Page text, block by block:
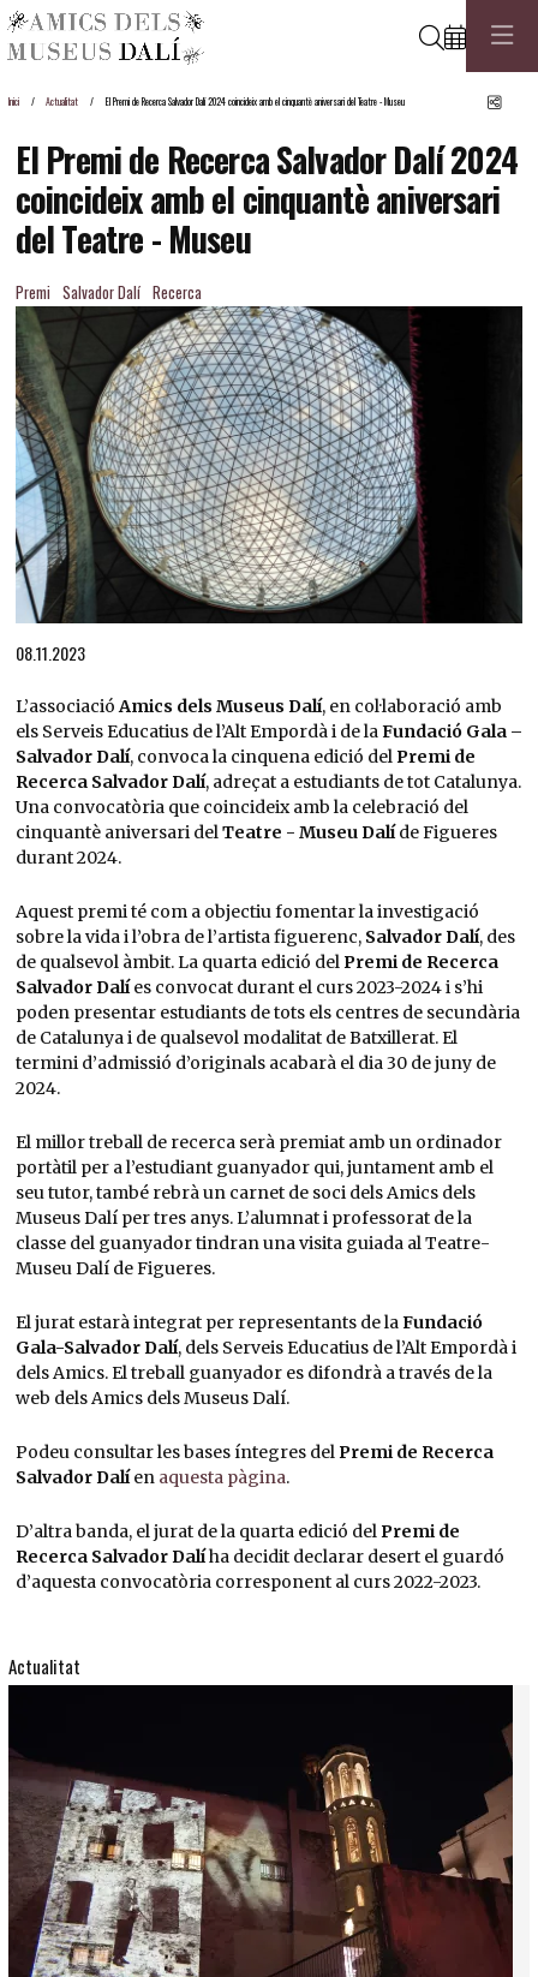
Cerca
Inici Actualitat El Premi de Recerca Salvador Dalí 2024 coincideix amb el cinquantè aniversari del Teatre - Museu
El Premi de Recerca Salvador Dalí 2024
coincideix amb el cinquantè aniversari
del Teatre - Museu
Premi Salvador Dalí Recerca
08.11.2023
L’associacióAmics dels Museus Dalí, en col·laboració amb
els Serveis Educatius de l’Alt Empordà i de laFundació Gala –
Salvador Dalí, convoca la cinquena edició delPremi de
Recerca Salvador Dalí, adreçat a estudiants de tot Catalunya.
Una convocatòria que coincideix amb la celebració del
cinquantè aniversari delTeatre - Museu Dalíde Figueres
durant 2024.
Aquest premi té com a objectiu fomentar la investigació
sobre la vida i l’obra de l’artista figuerenc, Salvador Dalí, des
de qualsevol àmbit. La quarta edició delPremi de Recerca
Salvador Dalíes convocat durant el curs 2023-2024 i s’hi
poden presentar estudiants de tots els centres de secundària
de Catalunya i de qualsevol modalitat de Batxillerat. El
termini d’admissió d’originals acabarà el dia 30 de juny de
2024.
El millor treball de recerca serà premiat amb un ordinador
portàtil per a l’estudiant guanyador qui, juntament amb el
seu tutor, també rebrà un carnet de soci dels Amics dels
Museus Dalí per tres anys. L’alumnat i professorat de la
classe del guanyador tindran una visita guiada al Teatre-
Museu Dalí de Figueres.
El jurat estarà integrat per representants de laFundació
Gala-Salvador Dalí, dels Serveis Educatius de l’Alt Empordà i
dels Amics. El treball guanyador es difondrà a través de la
web dels Amics dels Museus Dalí.
Podeu consultar les bases íntegres delPremi de Recerca
Salvador Dalíen aquesta pàgina.
D’altra banda, el jurat de la quarta edició delPremi de
Recerca Salvador Dalíha decidit declarar desert el guardó
d’aquesta convocatòria corresponent al curs 2022-2023.
Actualitat